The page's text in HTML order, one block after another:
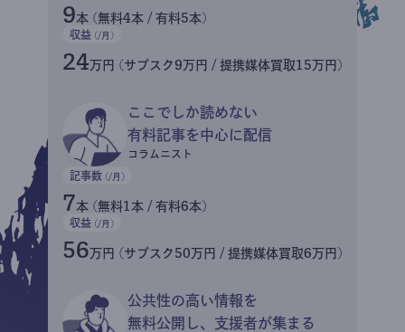
9本 (無料4本 / 有料5本)
収益 (/月)
24万円 (サブスク9万円 / 提携媒体買取15万円)
ここでしか読めない
有料記事を中心に配信
コラムニスト
記事数 (/月)
7本 (無料1本 / 有料6本)
収益 (/月)
56万円 (サブスク50万円 / 提携媒体買取6万円)
公共性の高い情報を
無料公開し、支援者が集まる